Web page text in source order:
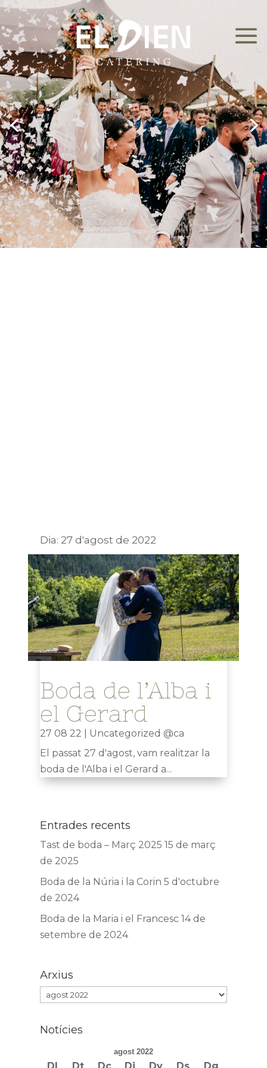
Dia: 27 d'agost de 2022
Boda de l’Alba i
el Gerard
27 08 22
Uncategorized @ca
El passat 27 d'agost, vam realitzar la
boda de l'Alba i el Gerard a...
Entrades recents
Tast de boda – Març 2025 15 de març
de 2025
Boda de la Núria i la Corin 5 d'octubre
de 2024
Boda de la Maria i el Francesc 14 de
setembre de 2024
Arxius
Arxius
Notícies
agost 2022
Dl Dt Dc Dj Dv Ds Dg